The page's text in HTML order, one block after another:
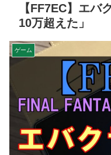
【FF7EC】エバ
10万超えた」
ゲーム